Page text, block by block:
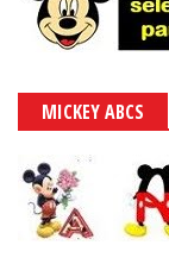
MICKEY ABCS